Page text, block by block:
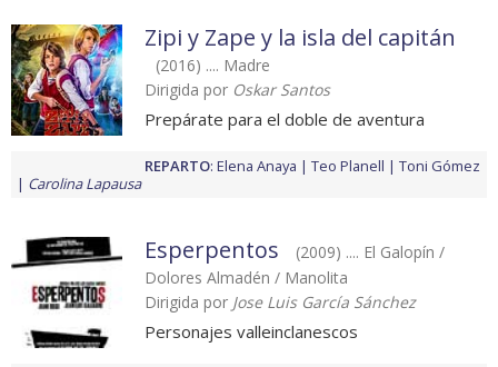
Zipi y Zape y la isla del capitán
(2016) .... Madre
Dirigida por Oskar Santos
Prepárate para el doble de aventura
REPARTO: Elena Anaya Teo Planell
Toni Gómez
Carolina Lapausa
Esperpentos
(2009) .... El Galopín /
Dolores Almadén / Manolita
Dirigida por Jose Luis García Sánchez
Personajes valleinclanescos